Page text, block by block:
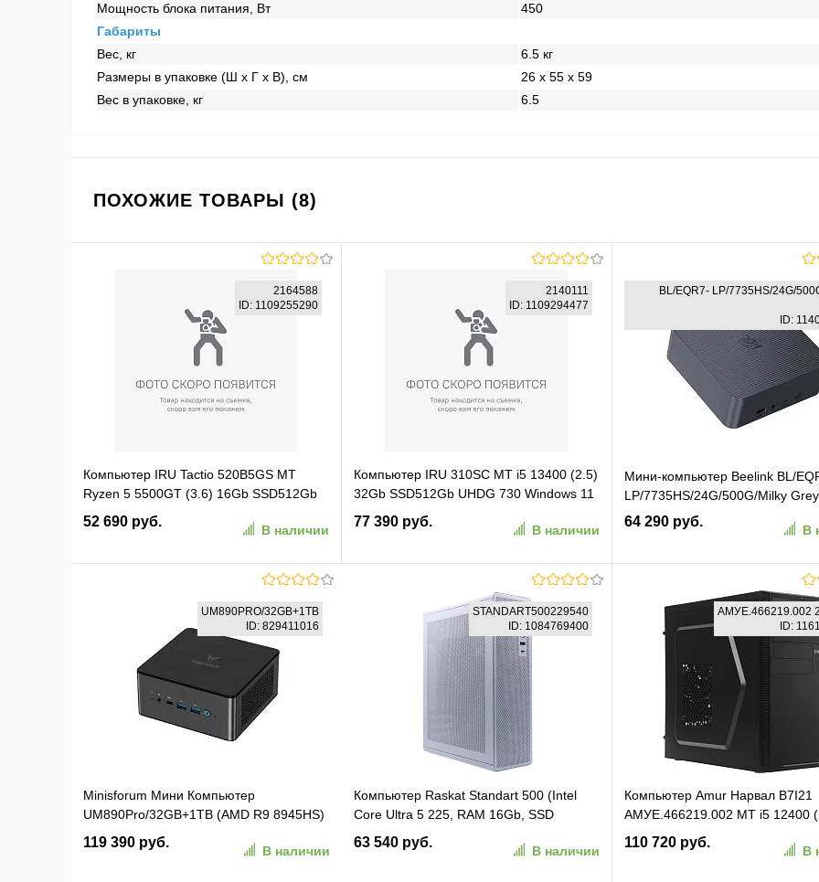
Мощность блока питания, Вт
450
Габариты
Вес, кг
6.5 кг
Размеры в упаковке (Ш x Г x В), см
26 x 55 x 59
Вес в упаковке, кг
6.5
ПОХОЖИЕ ТОВАРЫ (8)
2164588
ID: 1109255290
Компьютер IRU Tactio 520B5GS MT
Ryzen 5 5500GT (3.6) 16Gb SSD512Gb
Vega 7 без ОС GbitEth 500W черный
(RUS) (2164588)
52 690 руб.
В наличии
В корзину
В избранное К сравнению
2140111
ID: 1109294477
Компьютер IRU 310SC MT i5 13400 (2.5)
32Gb SSD512Gb UHDG 730 Windows 11
Pro GbitEth 400W черный (2140111)
77 390 руб.
В наличии
В корзину
В избранное К сравнению
BL/EQR7- LP/7735HS/24G/
ID:
Мини-компьютер Beelink BL/
LP/7735HS/24G/500G/Milky Grey
64 290 руб.
В
В корзину
В избранное
UM890PRO/32GB+1TB
ID: 829411016
Minisforum Мини Компьютер
UM890Pro/32GB+1TB (AMD R9 8945HS)
32GB+1TB, AMD Radeon780M, Win11
119 390 руб.
В наличии
STANDART500229540
ID: 1084769400
Компьютер Raskat Standart 500 (Intel
Core Ultra 5 225, RAM 16Gb, SSD
512Gb, No OS, White)
(STANDART500229540)
63 540 руб.
В наличии
АМУЕ.466219.002
ID:
Компьютер Amur Нарвал B7I21
АМУЕ.466219.002 MT i5 12400
16Gb SSD512Gb UHDG 730 без
GbitEth 500W мышь
110 720 руб.
В